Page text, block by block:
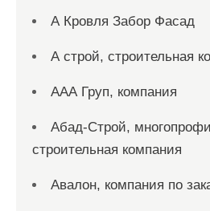
А Кровля Забор Фасад
А строй, строительная
ААА Груп, компания
Абад-Строй,
строительная компания
Авалон, компания по